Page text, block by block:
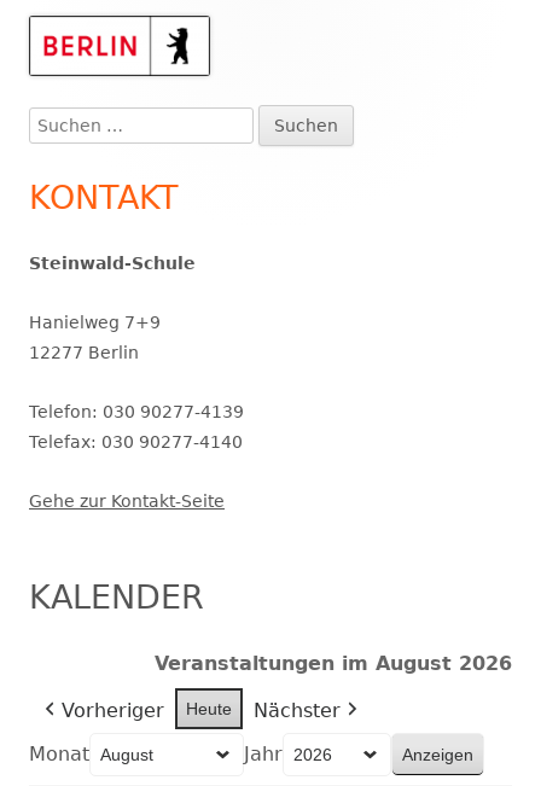
Haupt-
Suchen
nach:
KONTAKT
Steinwald-Schule
Hanielweg 7+9
12277 Berlin
Telefon: 030 90277-4139
Telefax: 030 90277-4140
Gehe zur Kontakt-Seite
KALENDER
Veranstaltungen im August 2026
Vorheriger Heute
Nächster
Monat
Jahr